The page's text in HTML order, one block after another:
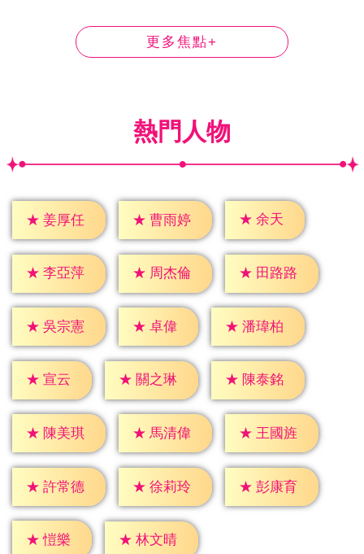
更多焦點+
熱門人物
★ 姜厚任 ★ 曹雨婷 ★ 余天
★ 李亞萍 ★ 周杰倫 ★ 田路路
★ 吳宗憲 ★ 卓偉 ★ 潘瑋柏
★ 宣云 ★ 關之琳 ★ 陳泰銘
★ 陳美琪 ★ 馬清偉 ★ 王國旌
★ 許常德 ★ 徐莉玲 ★ 彭康育
★ 愷樂 ★ 林文晴